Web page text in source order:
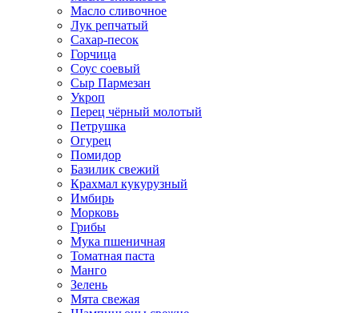
Масло сливочное
Лук репчатый
Сахар-песок
Горчица
Соус соевый
Сыр Пармезан
Укроп
Перец чёрный молотый
Петрушка
Огурец
Помидор
Базилик свежий
Крахмал кукурузный
Имбирь
Морковь
Грибы
Мука пшеничная
Томатная паста
Манго
Зелень
Мята свежая